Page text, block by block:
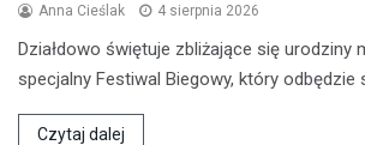
Anna Cieślak 4 sierpnia 2026
Działdowo świętuje zbliżające się urodziny
specjalny Festiwal Biegowy, który odbędzie
Czytaj dalej